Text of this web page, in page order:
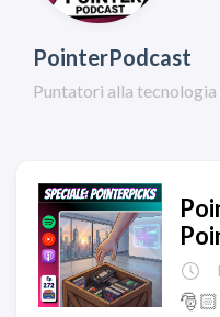
PointerPodcast
Puntatori alla tecnologia